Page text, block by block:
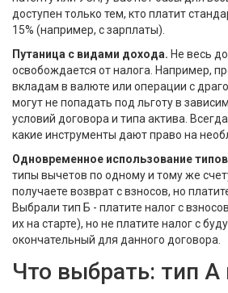
доступен только тем, кто платит
15% (например, с зарплаты).
Путаница с видами дохода. Не весь
освобождается от налога. Например,
вкладам в валюте или операции с
могут не попадать под льготу в
условий договора и типа актива.
какие инструменты дают право на
Одновременное использование
типы вычетов по одному и тому же
получаете возврат с взносов, но
Выбрали тип Б - платите налог с
их на старте), но не платите налог с
окончательный для данного договора.
Что выбрать: тип А